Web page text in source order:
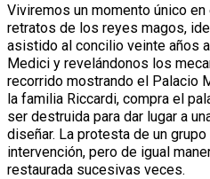
Viviremos un momento único
retratos de los reyes magos,
asistido al concilio veinte años
Medici y revelándonos los
recorrido mostrando el Palacio
la familia Riccardi, compra el
ser destruida para dar lugar a
diseñar. La protesta de un
intervención, pero de igual
restaurada sucesivas veces.